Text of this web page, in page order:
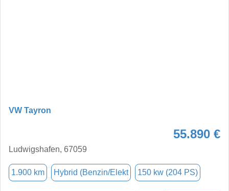
VW Tayron
55.890 €
Ludwigshafen, 67059
1.900 km Hybrid (Benzin/Elekt 150 kw (204 PS)